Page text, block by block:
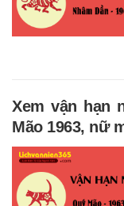
Xem vận hạn
Mão 1963, nữ